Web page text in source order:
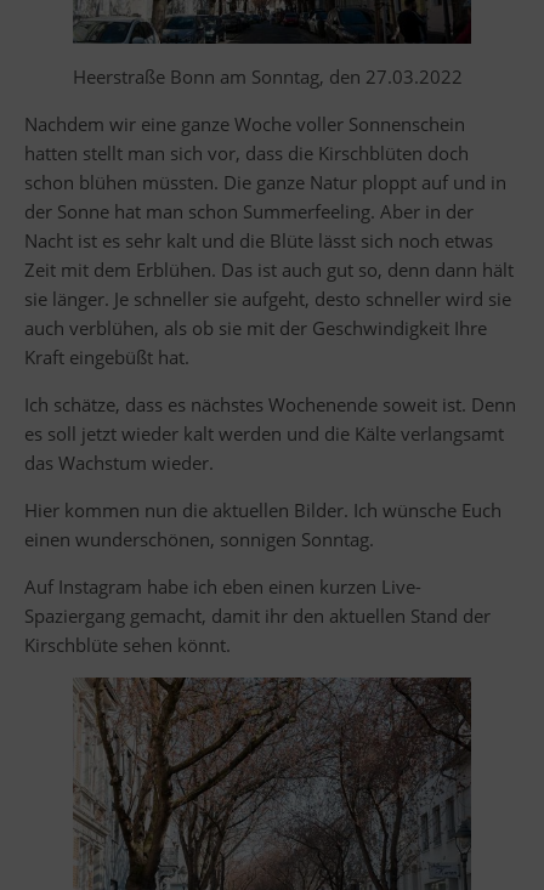
Heerstraße Bonn am Sonntag, den 27.03.2022
Nachdem wir eine ganze Woche voller Sonnenschein
hatten stellt man sich vor, dass die Kirschblüten doch
schon blühen müssten. Die ganze Natur ploppt auf und in
der Sonne hat man schon Summerfeeling. Aber in der
Nacht ist es sehr kalt und die Blüte lässt sich noch etwas
Zeit mit dem Erblühen. Das ist auch gut so, denn dann hält
sie länger. Je schneller sie aufgeht, desto schneller wird sie
auch verblühen, als ob sie mit der Geschwindigkeit Ihre
Kraft eingebüßt hat.
Ich schätze, dass es nächstes Wochenende soweit ist. Denn
es soll jetzt wieder kalt werden und die Kälte verlangsamt
das Wachstum wieder.
Hier kommen nun die aktuellen Bilder. Ich wünsche Euch
einen wunderschönen, sonnigen Sonntag.
Auf Instagram habe ich eben einen kurzen Live-
Spaziergang gemacht, damit ihr den aktuellen Stand der
Kirschblüte sehen könnt.